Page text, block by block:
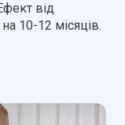
від
10-12 місяців.